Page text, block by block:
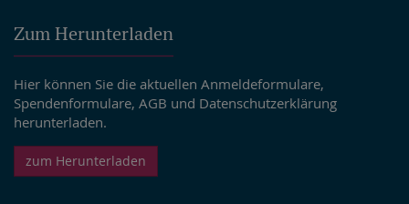
Zum Herunterladen
Hier können Sie die aktuellen Anmeldeformulare,
Spendenformulare, AGB und Datenschutzerklärung
herunterladen.
zum Herunterladen